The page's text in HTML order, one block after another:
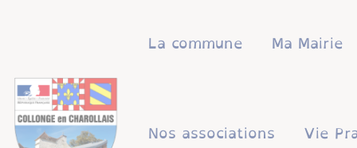
au
menu
au
contenu
principal
recherche
au
pied
de
page
La commune Ma Mairie
Nos associations Vie